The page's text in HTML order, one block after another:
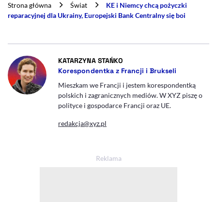
Strona główna Świat
KE i Niemcy chcą pożyczki
reparacyjnej dla Ukrainy, Europejski Bank Centralny się boi
KATARZYNA STAŃKO- AUTOR ARTYKUŁU - PROFIL
Korespondentka z Francji i Brukseli
Mieszkam we Francji i jestem korespondentką
polskich i zagranicznych mediów. W XYZ piszę o
polityce i gospodarce Francji oraz UE.
redakcja@xyz.pl